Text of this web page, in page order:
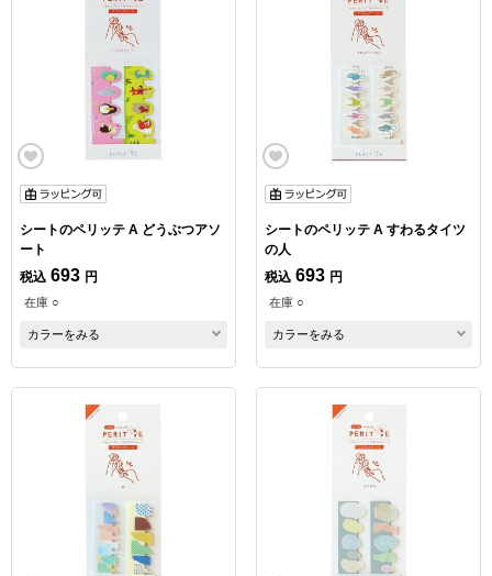
シートのペリッテ A どうぶつアソ
ート
税込 693 円
在庫 ○
カラーをみる
シートのペリッテ A すわるタイツ
の人
税込 693 円
在庫 ○
カラーをみる